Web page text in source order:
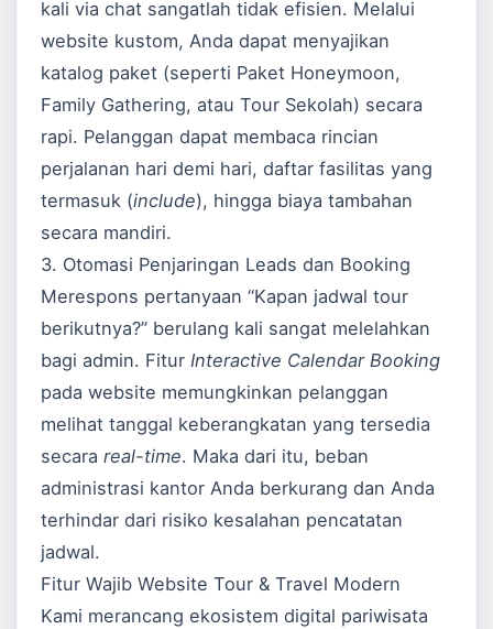
kali via chat sangatlah tidak efisien. Melalui
website kustom, Anda dapat menyajikan
katalog paket (seperti Paket Honeymoon,
Family Gathering, atau Tour Sekolah) secara
rapi. Pelanggan dapat membaca rincian
perjalanan hari demi hari, daftar fasilitas yang
termasuk (include), hingga biaya tambahan
secara mandiri.
3. Otomasi Penjaringan Leads dan Booking
Merespons pertanyaan “Kapan jadwal tour
berikutnya?” berulang kali sangat melelahkan
bagi admin. FiturInteractive Calendar Booking
pada website memungkinkan pelanggan
melihat tanggal keberangkatan yang tersedia
secarareal-time. Maka dari itu, beban
administrasi kantor Anda berkurang dan Anda
terhindar dari risiko kesalahan pencatatan
jadwal.
Fitur Wajib Website Tour & Travel Modern
Kami merancang ekosistem digital pariwisata